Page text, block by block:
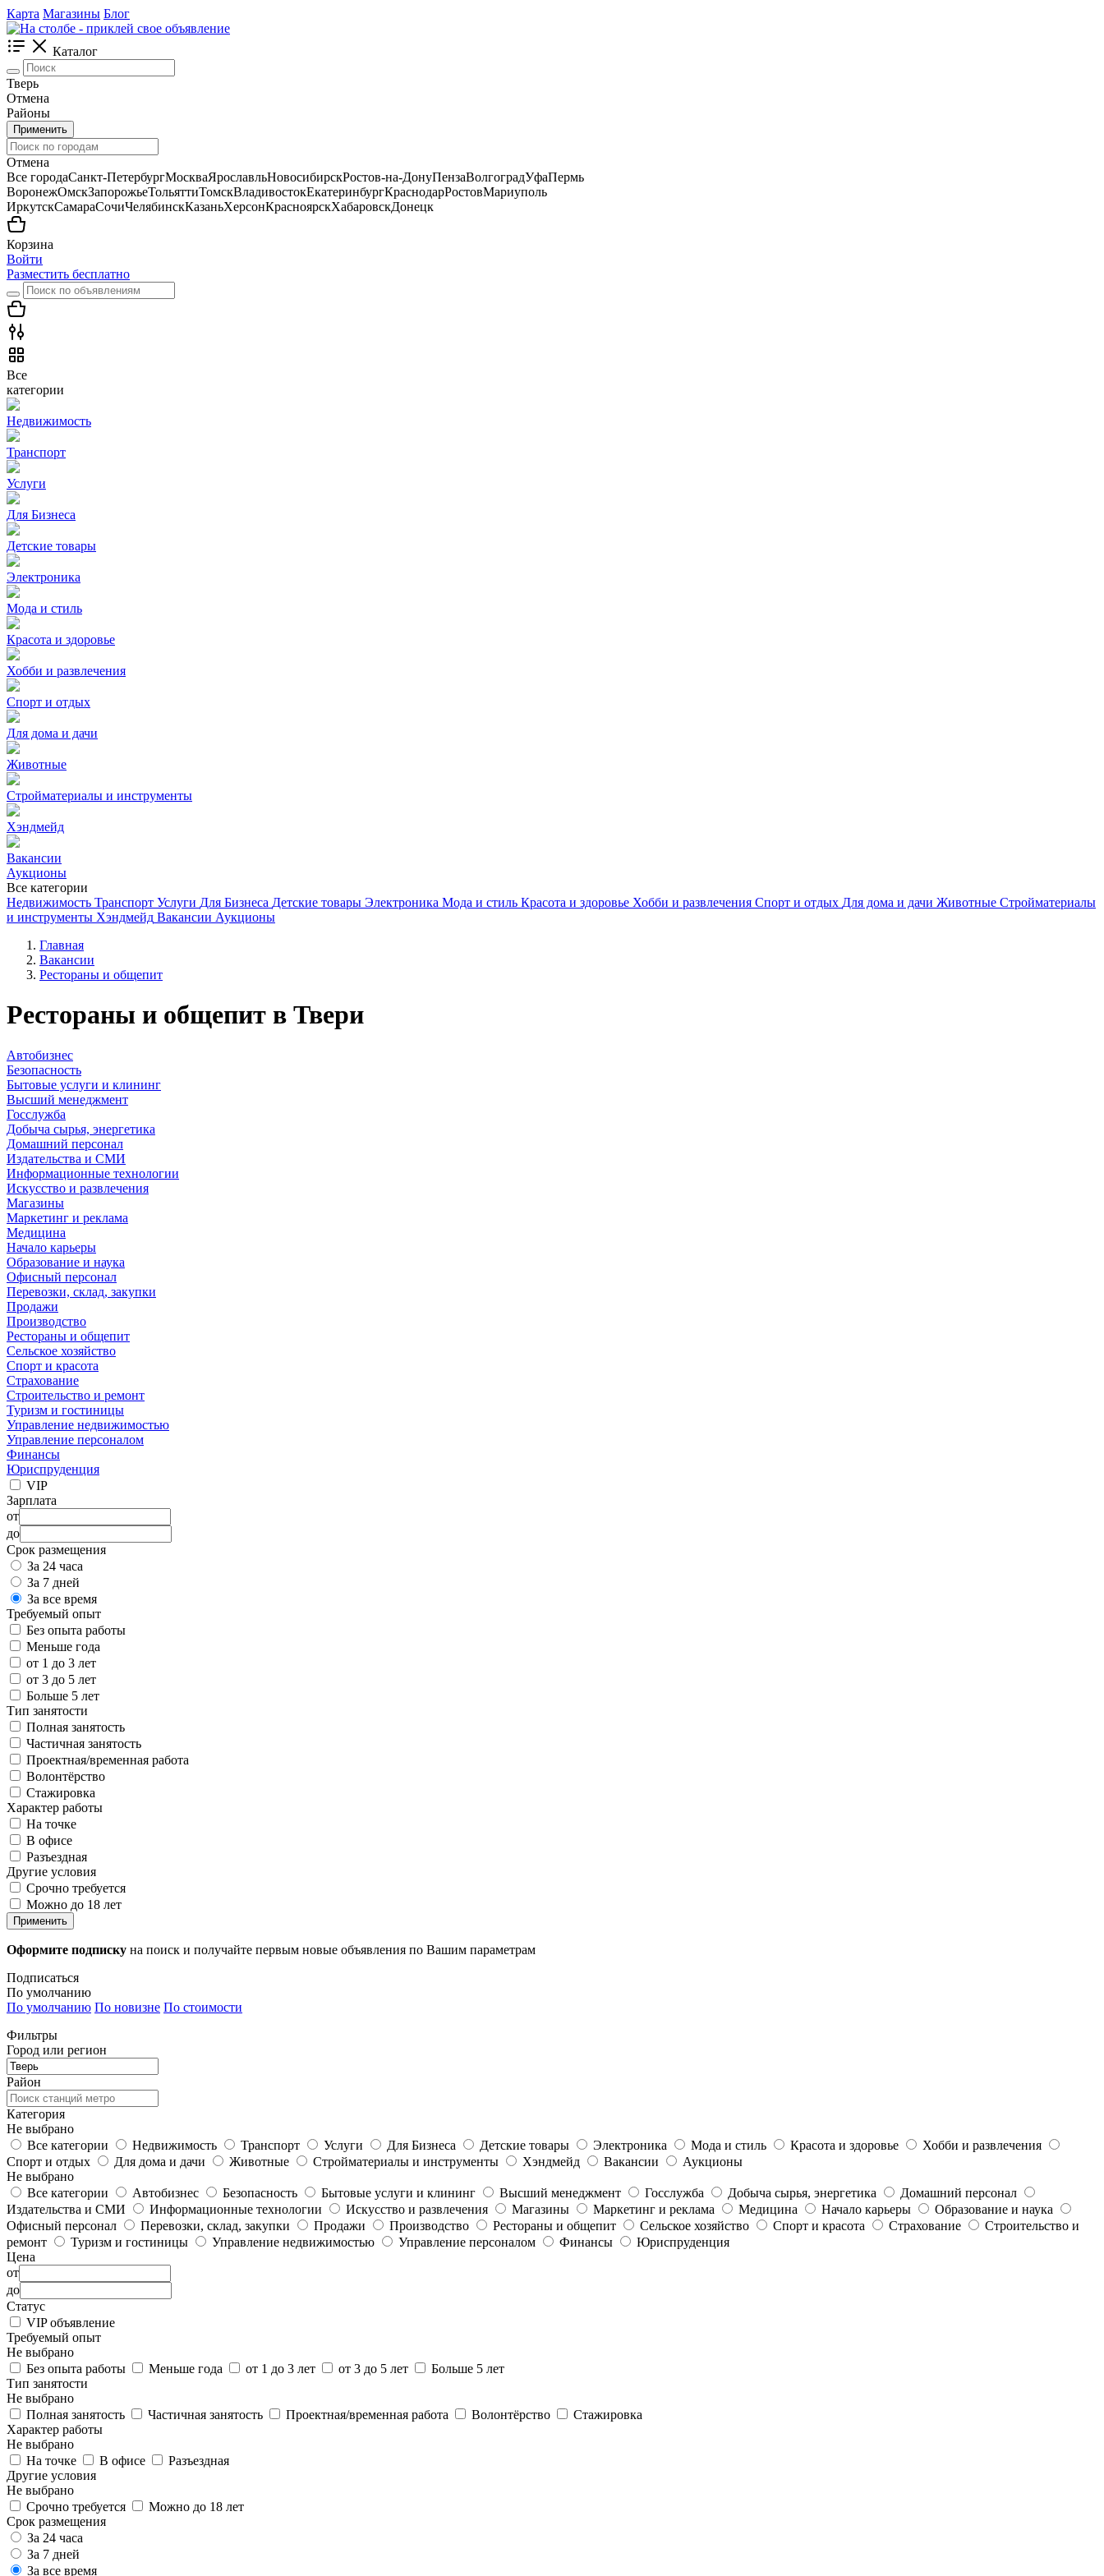
Карта Магазины Блог
Каталог
Тверь
Отмена
Районы
Применить
Отмена
Все городаСанкт-ПетербургМоскваЯрославльНовосибирскРостов-на-ДонуПензаВолгоградУфаПермь
ВоронежОмскЗапорожьеТольяттиТомскВладивостокЕкатеринбургКраснодарРостовМариуполь
ИркутскСамараСочиЧелябинскКазаньХерсонКрасноярскХабаровскДонецк
Корзина
Войти
Разместить бесплатно
Все
категории
Недвижимость
Транспорт
Услуги
Для Бизнеса
Детские товары
Электроника
Мода и стиль
Красота и здоровье
Хобби и развлечения
Спорт и отдых
Для дома и дачи
Животные
Стройматериалы и инструменты
Хэндмейд
Вакансии
Аукционы
Все категории
Недвижимость Транспорт Услуги Для Бизнеса Детские товары Электроника Мода и стиль Красота и здоровье Хобби и развлечения Спорт и отдых Для дома и дачи Животные Стройматериалы
и инструменты Хэндмейд Вакансии Аукционы
Главная
Вакансии
Рестораны и общепит
Рестораны и общепит в Твери
Автобизнес
Безопасность
Бытовые услуги и клининг
Высший менеджмент
Госслужба
Добыча сырья, энергетика
Домашний персонал
Издательства и СМИ
Информационные технологии
Искусство и развлечения
Магазины
Маркетинг и реклама
Медицина
Начало карьеры
Образование и наука
Офисный персонал
Перевозки, склад, закупки
Продажи
Производство
Рестораны и общепит
Сельское хозяйство
Спорт и красота
Страхование
Строительство и ремонт
Туризм и гостиницы
Управление недвижимостью
Управление персоналом
Финансы
Юриспруденция
VIP
Зарплата
от
до
Срок размещения
За 24 часа
За 7 дней
За все время
Требуемый опыт
Без опыта работы
Меньше года
от 1 до 3 лет
от 3 до 5 лет
Больше 5 лет
Тип занятости
Полная занятость
Частичная занятость
Проектная/временная работа
Волонтёрство
Стажировка
Характер работы
На точке
В офисе
Разъездная
Другие условия
Срочно требуется
Можно до 18 лет
Применить
Оформите подписку на поиск и получайте первым новые объявления по Вашим параметрам
Подписаться
По умолчанию
По умолчанию По новизне По стоимости
Фильтры
Город или регион
Район
Категория
Не выбрано
Все категории
Недвижимость Транспорт Услуги Для Бизнеса Детские товары Электроника Мода и стиль Красота и здоровье
Хобби и развлечения
Спорт и отдых
Для дома и дачи Животные Стройматериалы и инструменты Хэндмейд Вакансии
Аукционы
Не выбрано
Все категории
Автобизнес Безопасность Бытовые услуги и клининг Высший менеджмент Госслужба Добыча сырья, энергетика
Домашний персонал
Издательства и СМИ
Информационные технологии Искусство и развлечения Магазины Маркетинг и реклама Медицина Начало карьеры
Образование и наука
Офисный персонал
Перевозки, склад, закупки Продажи Производство Рестораны и общепит Сельское хозяйство Спорт и красота Страхование
Строительство и
ремонт
Туризм и гостиницы Управление недвижимостью Управление персоналом Финансы
Юриспруденция
Цена
от
до
Статус
VIP объявление
Требуемый опыт
Не выбрано
Без опыта работы
Меньше года от 1 до 3 лет от 3 до 5 лет
Больше 5 лет
Тип занятости
Не выбрано
Полная занятость
Частичная занятость Проектная/временная работа Волонтёрство
Стажировка
Характер работы
Не выбрано
На точке
В офисе
Разъездная
Другие условия
Не выбрано
Срочно требуется
Можно до 18 лет
Срок размещения
За 24 часа
За 7 дней
За все время